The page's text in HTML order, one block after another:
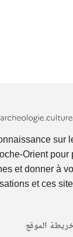
sur
Orient
et donner à
et ces
الموقع